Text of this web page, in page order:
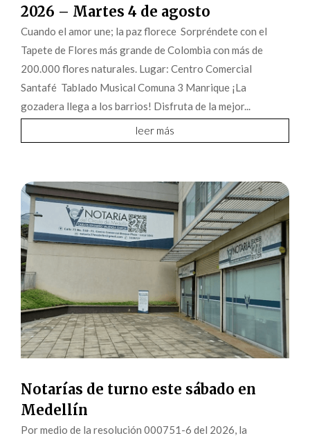
2026 – Martes 4 de agosto
Cuando el amor une; la paz florece Sorpréndete con el
Tapete de Flores más grande de Colombia con más de
200.000 flores naturales. Lugar: Centro Comercial
Santafé Tablado Musical Comuna 3 Manrique ¡La
gozadera llega a los barrios! Disfruta de la mejor...
leer más
Notarías de turno este sábado en
Medellín
Por medio de la resolución 000751-6 del 2026, la